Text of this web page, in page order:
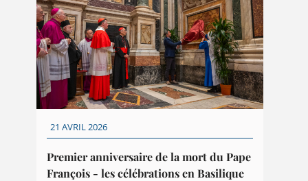
21 AVRIL 2026
Premier anniversaire de la mort du Pape
François - les célébrations en Basilique